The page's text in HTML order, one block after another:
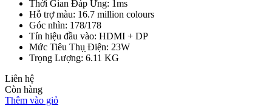
Thời Gian Đáp Ứng: 1ms
Hỗ trợ màu: 16.7 million colours
Góc nhìn: 178/178
Tín hiệu đầu vào: HDMI + DP
Mức Tiêu Thụ̣ Điện: 23W
Trọng Lượng: 6.11 KG
Liên hệ
Còn hàng
Thêm vào giỏ